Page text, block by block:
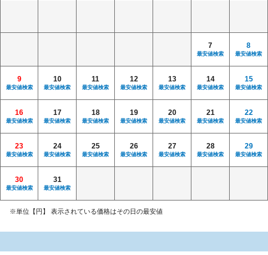
7
最安値検索
8
最安値検索
9
最安値検索
10
最安値検索
11
最安値検索
12
最安値検索
13
最安値検索
14
最安値検索
15
最安値検索
16
最安値検索
17
最安値検索
18
最安値検索
19
最安値検索
20
最安値検索
21
最安値検索
22
最安値検索
23
最安値検索
24
最安値検索
25
最安値検索
26
最安値検索
27
最安値検索
28
最安値検索
29
最安値検索
30
最安値検索
31
最安値検索
※単位【円】 表示されている価格はその日の最安値